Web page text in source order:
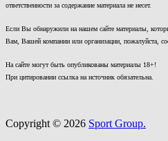
ответственности за содержание материала не несет.
Если Вы обнаружили на нашем сайте материалы,
Вам, Вашей компании или организации, пожалуйста,
На сайте могут быть опубликованы материалы 18+!
При цитировании ссылка на источник обязательна.
Copyright © 2026 Sport Group.